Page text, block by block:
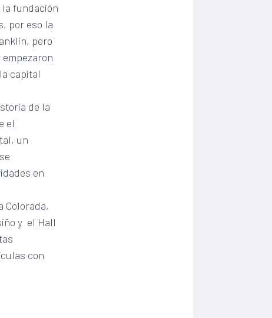
la fundación
por eso la
pero
capital
de la
el
un
en
Colorada,
y el Hall
con